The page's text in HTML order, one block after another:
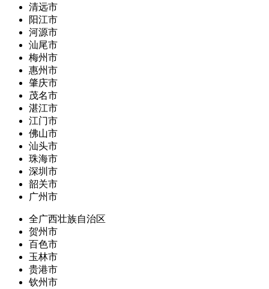
清远市
阳江市
河源市
汕尾市
梅州市
惠州市
肇庆市
茂名市
湛江市
江门市
佛山市
汕头市
珠海市
深圳市
韶关市
广州市
全广西壮族自治区
贺州市
百色市
玉林市
贵港市
钦州市